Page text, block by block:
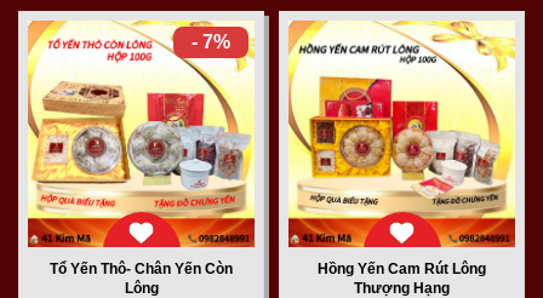
- 7%
Tổ Yến Thô- Chân Yến Còn
Lông
Hồng Yến Cam Rút Lông
Thượng Hạng